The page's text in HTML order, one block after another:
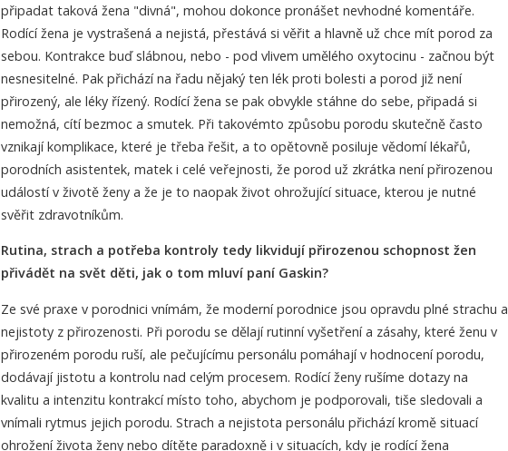
připadat taková žena "divná", mohou dokonce pronášet nevhodné komentáře.
Rodící žena je vystrašená a nejistá, přestává si věřit a hlavně už chce mít porod za
sebou. Kontrakce buď slábnou, nebo - pod vlivem umělého oxytocinu - začnou být
nesnesitelné. Pak přichází na řadu nějaký ten lék proti bolesti a porod již není
přirozený, ale léky řízený. Rodící žena se pak obvykle stáhne do sebe, připadá si
nemožná, cítí bezmoc a smutek. Při takovémto způsobu porodu skutečně často
vznikají komplikace, které je třeba řešit, a to opětovně posiluje vědomí lékařů,
porodních asistentek, matek i celé veřejnosti, že porod už zkrátka není přirozenou
událostí v životě ženy a že je to naopak život ohrožující situace, kterou je nutné
svěřit zdravotníkům.
Rutina, strach a potřeba kontroly tedy likvidují přirozenou schopnost žen
přivádět na svět děti, jak o tom mluví paní Gaskin?
Ze své praxe v porodnici vnímám, že moderní porodnice jsou opravdu plné strachu a
nejistoty z přirozenosti. Při porodu se dělají rutinní vyšetření a zásahy, které ženu v
přirozeném porodu ruší, ale pečujícímu personálu pomáhají v hodnocení porodu,
dodávají jistotu a kontrolu nad celým procesem. Rodící ženy rušíme dotazy na
kvalitu a intenzitu kontrakcí místo toho, abychom je podporovali, tiše sledovali a
vnímali rytmus jejich porodu. Strach a nejistota personálu přichází kromě situací
ohrožení života ženy nebo dítěte paradoxně i v situacích, kdy je rodící žena